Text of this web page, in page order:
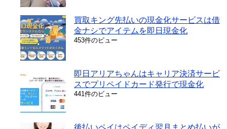
買取キング先払いの現金化サービスは借
金ナシでアイテムを即日現金化
453件のビュー
即日アリアちゃんはキャリア決済サービ
スでプリペイドカード発行で現金化
441件のビュー
後払いペイはペイディ翌月まとめ払いが